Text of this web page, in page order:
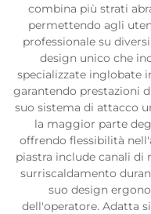
combina più strati
permettendo agli
professionale su
design unico che
specializzate inglobate
garantendo prestazioni
suo sistema di attacco
la maggior parte
offrendo flessibilità
piastra include canali di
surriscaldamento
suo design
dell'operatore. Adatta